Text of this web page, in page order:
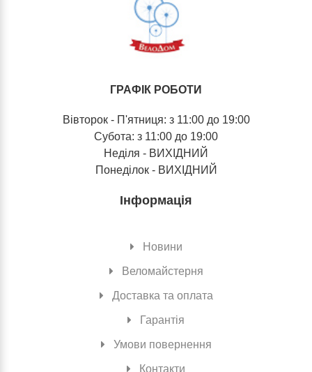
ГРАФІК РОБОТИ
Вівторок - П'ятниця: з 11:00 до 19:00
Субота: з 11:00 до 19:00
Неділя - ВИХІДНИЙ
Понеділок - ВИХІДНИЙ
Інформація
Новини
Веломайстерня
Доставка та оплата
Гарантія
Умови повернення
Контакти